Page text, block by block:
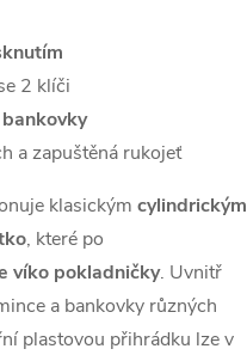
2 klíči
bankovky
a zapuštěná rukojeť
klasickým cylindrickým
, které po
víko pokladničky. Uvnitř
a bankovky různých
plastovou přihrádku lze v